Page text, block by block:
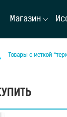
Магазин
Товары с меткой